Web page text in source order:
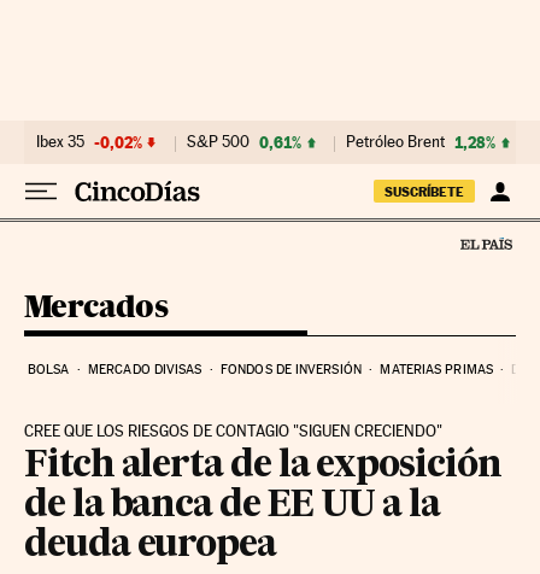
Ibex 35 -0,02% S&P 500 0,61% Petróleo Brent 1,28%
SUSCRÍBETE
Mercados
BOLSA MERCADO DIVISAS FONDOS DE INVERSIÓN MATERIAS PRIMAS
CREE QUE LOS RIESGOS DE CONTAGIO "SIGUEN CRECIENDO"
Fitch alerta de la exposición
de la banca de EE UU a la
deuda europea